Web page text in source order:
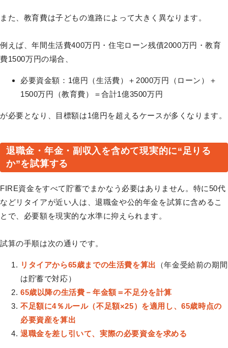
また、教育費は子どもの進路によって大きく異なります。
例えば、年間生活費400万円・住宅ローン残債2000万円・教育
費1500万円の場合、
必要資金額：1億円（生活費）＋2000万円（ローン）＋
1500万円（教育費）＝合計1億3500万円
が必要となり、目標額は1億円を超えるケースが多くなります。
退職金・年金・副収入を含めて現実的に“足りる
か”を試算する
FIRE資金をすべて貯蓄でまかなう必要はありません。特に50代
などリタイアが近い人は、退職金や公的年金を試算に含めるこ
とで、必要額を現実的な水準に抑えられます。
試算の手順は次の通りです。
リタイアから65歳までの生活費を算出
（年金受給前の期間
は貯蓄で対応）
65歳以降の生活費－年金額＝不足分を計算
不足額に4％ルール（不足額×25）を適用し、65歳時点の
必要資産を算出
退職金を差し引いて、実際の必要資金を求める